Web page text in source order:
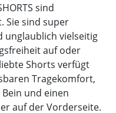
sind
Sie sind super
unglaublich vielseitig
auf oder
Shorts verfügt
Tragekomfort,
und einen
auf der Vorderseite.